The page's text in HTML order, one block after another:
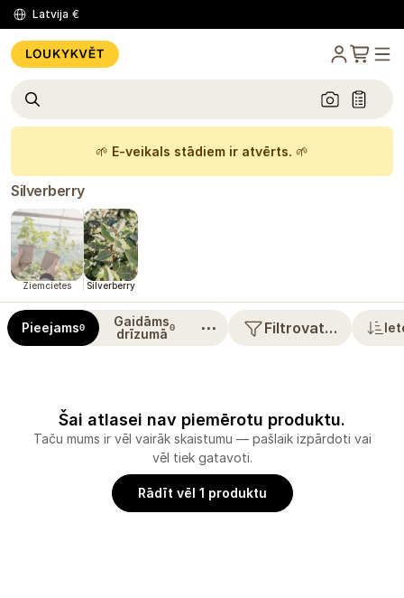
Latvija €
🌱 E-veikals stādiem ir atvērts. 🌱
Silverberry
Ziemcietes Silverberry
Pieejams0
Gaidāms
drīzumā 0 ⋯ Filtrovat…
Šai atlasei nav piemērotu produktu.
Taču mums ir vēl vairāk skaistumu — pašlaik izpārdoti vai
vēl tiek gatavoti.
Rādīt vēl 1 produktu